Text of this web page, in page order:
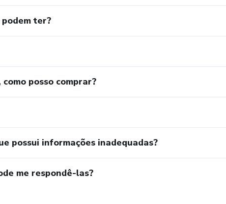
ter?
posso comprar?
possui informações inadequadas?
me respondê-las?